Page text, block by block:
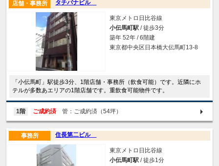
タチバナビル
店舗・事務所
東京メトロ日比谷線
小伝馬町駅 / 徒歩3分
築年 52年 / 6階建
東京都中央区日本橋大伝馬町13-8
「小伝馬町」駅徒歩3分、1階店舗・事務所（飲食可能）です。近隣にホ
テルが多数あエリアの1階店舗です。重飲食可能物件です。
1階 ご成約済 管：ご成約済（54坪）
住長第二ビル
事務所
東京メトロ日比谷線
小伝馬町駅 / 徒歩1分